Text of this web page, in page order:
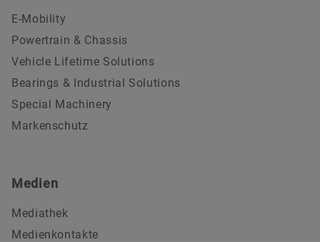
E-Mobility
Powertrain & Chassis
Vehicle Lifetime Solutions
Bearings & Industrial Solutions
Special Machinery
Markenschutz
Medien
Mediathek
Medienkontakte